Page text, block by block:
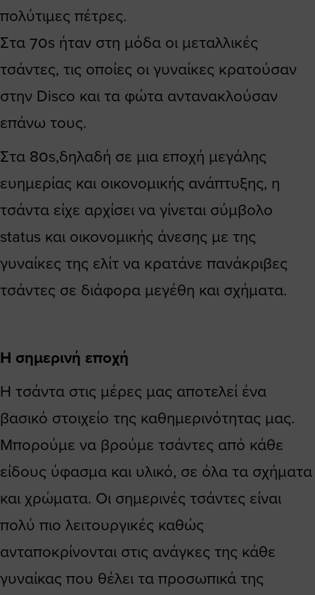
πολύτιμες πέτρες.
Στα 70s ήταν στη μόδα οι μεταλλικές
τσάντες, τις οποίες οι γυναίκες κρατούσαν
στην Disco και τα φώτα αντανακλούσαν
επάνω τους.
Στα 80s,δηλαδή σε μια εποχή μεγάλης
ευημερίας και οικονομικής ανάπτυξης, η
τσάντα είχε αρχίσει να γίνεται σύμβολο
status και οικονομικής άνεσης με της
γυναίκες της ελίτ να κρατάνε πανάκριβες
τσάντες σε διάφορα μεγέθη και σχήματα.
Η σημερινή εποχή
Η τσάντα στις μέρες μας αποτελεί ένα
βασικό στοιχείο της καθημερινότητας μας.
Μπορούμε να βρούμε τσάντες από κάθε
είδους ύφασμα και υλικό, σε όλα τα σχήματα
και χρώματα. Oι σημερινές τσάντες είναι
πολύ πιο λειτουργικές καθώς
ανταποκρίνονται στις ανάγκες της κάθε
γυναίκας που θέλει τα προσωπικά της